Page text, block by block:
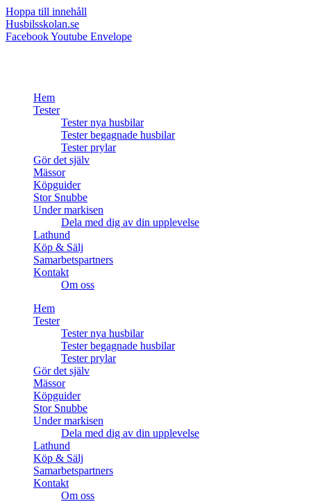
Hoppa till innehåll
Husbilsskolan.se
FacebookYoutube Envelope
Hem
Tester
Tester nya husbilar
Tester begagnade husbilar
Tester prylar
Gör det själv
Mässor
Köpguider
Stor Snubbe
Under markisen
Dela med dig av din upplevelse
Lathund
Köp & Sälj
Samarbetspartners
Kontakt
Om oss
Hem
Tester
Tester nya husbilar
Tester begagnade husbilar
Tester prylar
Gör det själv
Mässor
Köpguider
Stor Snubbe
Under markisen
Dela med dig av din upplevelse
Lathund
Köp & Sälj
Samarbetspartners
Kontakt
Om oss